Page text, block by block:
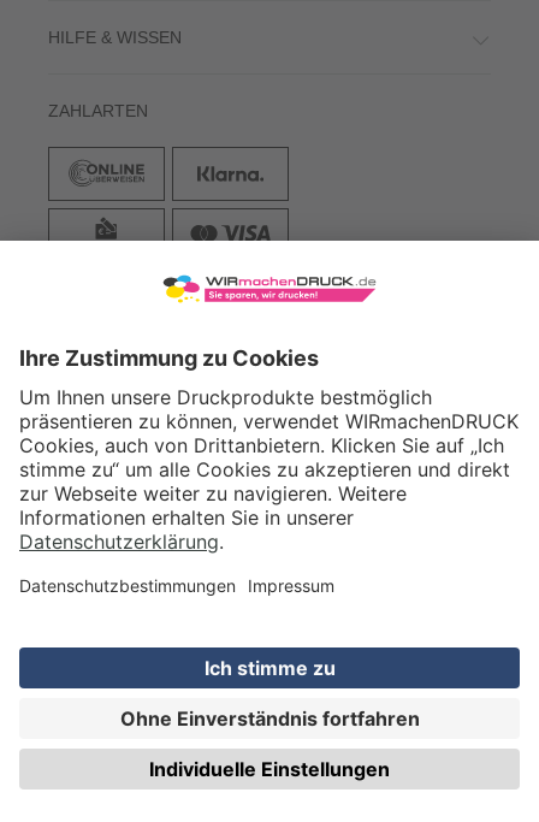
HILFE & WISSEN
ZAHLARTEN
VERSAND
WIRmachenDRUCK GmbH
71522 Backnang